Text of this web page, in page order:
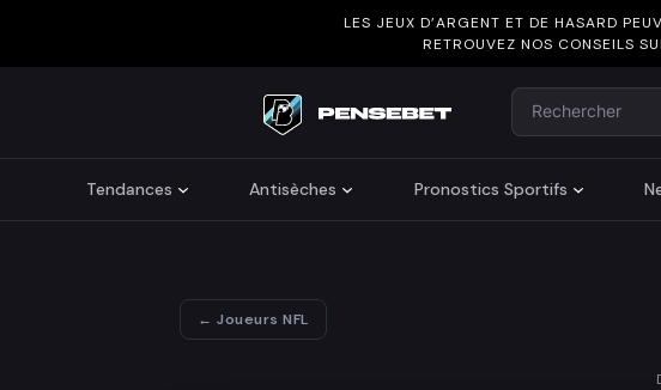
LES JEUX D’ARGENT ET DE HASARD
RETROUVEZ NOS CONSEILS
Rechercher
Search
Tendances Antisèches Pronostics Sportifs
← Joueurs NFL